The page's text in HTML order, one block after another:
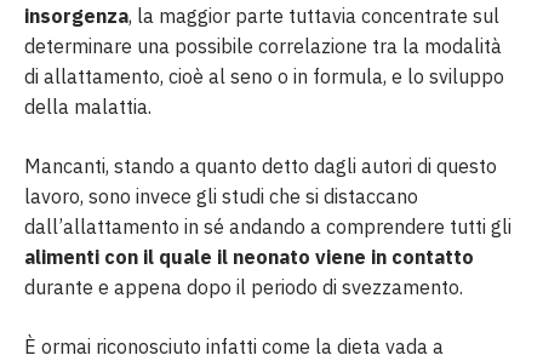
insorgenza, la maggior parte tuttavia concentrate sul
determinare una possibile correlazione tra la modalità
di allattamento, cioè al seno o in formula, e lo sviluppo
della malattia.
Mancanti, stando a quanto detto dagli autori di questo
lavoro, sono invece gli studi che si distaccano
dall’allattamento in sé andando a comprendere tutti gli
alimenti con il quale il neonato viene in contatto
durante e appena dopo il periodo di svezzamento.
È ormai riconosciuto infatti come la dieta vada a